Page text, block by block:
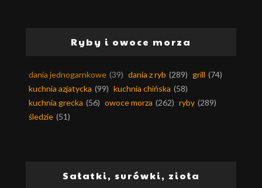
Ryby i owoce morza
dania jednogarnkowe (39) dania z ryb (289) grill (74)
kuchnia azjatycka (99) kuchnia chińska (58)
kuchnia grecka (56) owoce morza (262) ryby (289)
śledzie (51)
Sałatki, surówki, zioła